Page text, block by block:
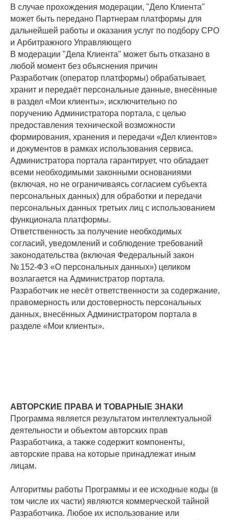
В случае прохождения модерации, "Дело Клиента"
может быть передано Партнерам платформы для
дальнейшей работы и оказания услуг по подбору СРО
и Арбитражного Управляющего
В модерации "Дела Клиента" может быть отказано в
любой момент без объяснения причин
Разработчик (оператор платформы) обрабатывает,
хранит и передаёт персональные данные, внесённые
в раздел «Мои клиенты», исключительно по
поручению Администратора портала, с целью
предоставления технической возможности
формирования, хранения и передачи «Дел клиентов»
и документов в рамках использования сервиса.
Администратора портала гарантирует, что обладает
всеми необходимыми законными основаниями
(включая, но не ограничиваясь согласием субъекта
персональных данных) для обработки и передачи
персональных данных третьих лиц с использованием
функционала платформы.
Ответственность за получение необходимых
согласий, уведомлений и соблюдение требований
законодательства (включая Федеральный закон
№ 152-ФЗ «О персональных данных») целиком
возлагается на Администратор портала.
Разработчик не несёт ответственности за содержание,
правомерность или достоверность персональных
данных, внесённых Администратором портала в
разделе «Мои клиенты».
АВТОРСКИЕ ПРАВА И ТОВАРНЫЕ ЗНАКИ
Программа является результатом интеллектуальной
деятельности и объектом авторских прав
Разработчика, а также содержит компоненты,
авторские права на которые принадлежат иным
лицам.
Алгоритмы работы Программы и ее исходные коды (в
том числе их части) являются коммерческой тайной
Разработчика. Любое их использование или